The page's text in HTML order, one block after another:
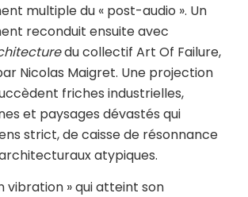
multiple du « post-audio ». Un
reconduit ensuite avec
du collectif Art Of Failure,
Nicolas Maigret. Une projection
friches industrielles,
et paysages dévastés qui
strict, de caisse de résonnance
atypiques.
vibration » qui atteint son